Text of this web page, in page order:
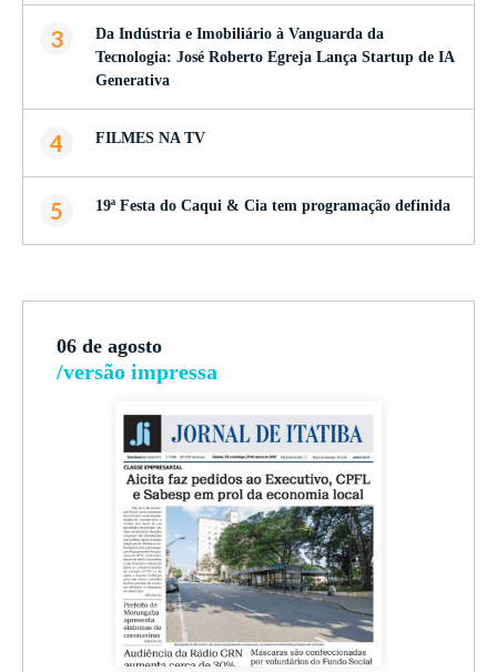
3
Da Indústria e Imobiliário à Vanguarda da
Tecnologia: José Roberto Egreja Lança Startup de IA
Generativa
4 FILMES NA TV
5 19ª Festa do Caqui & Cia tem programação definida
06 de agosto
/versão impressa